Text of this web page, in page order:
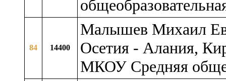
84 14400
Малышев Михаил
Осетия - Алания,
МКОУ Средняя